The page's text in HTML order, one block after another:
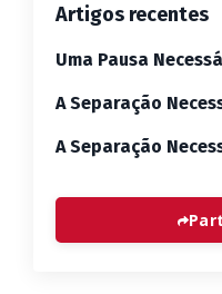
Artigos recentes
Uma Pausa
A Separação
A Separação